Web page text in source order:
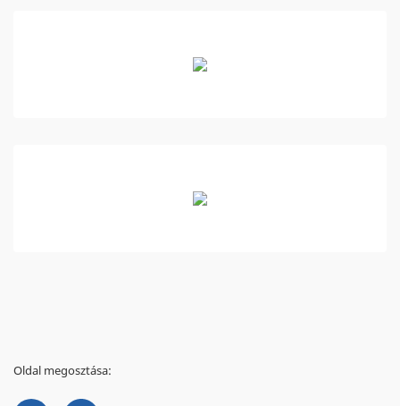
Oldal megosztása: